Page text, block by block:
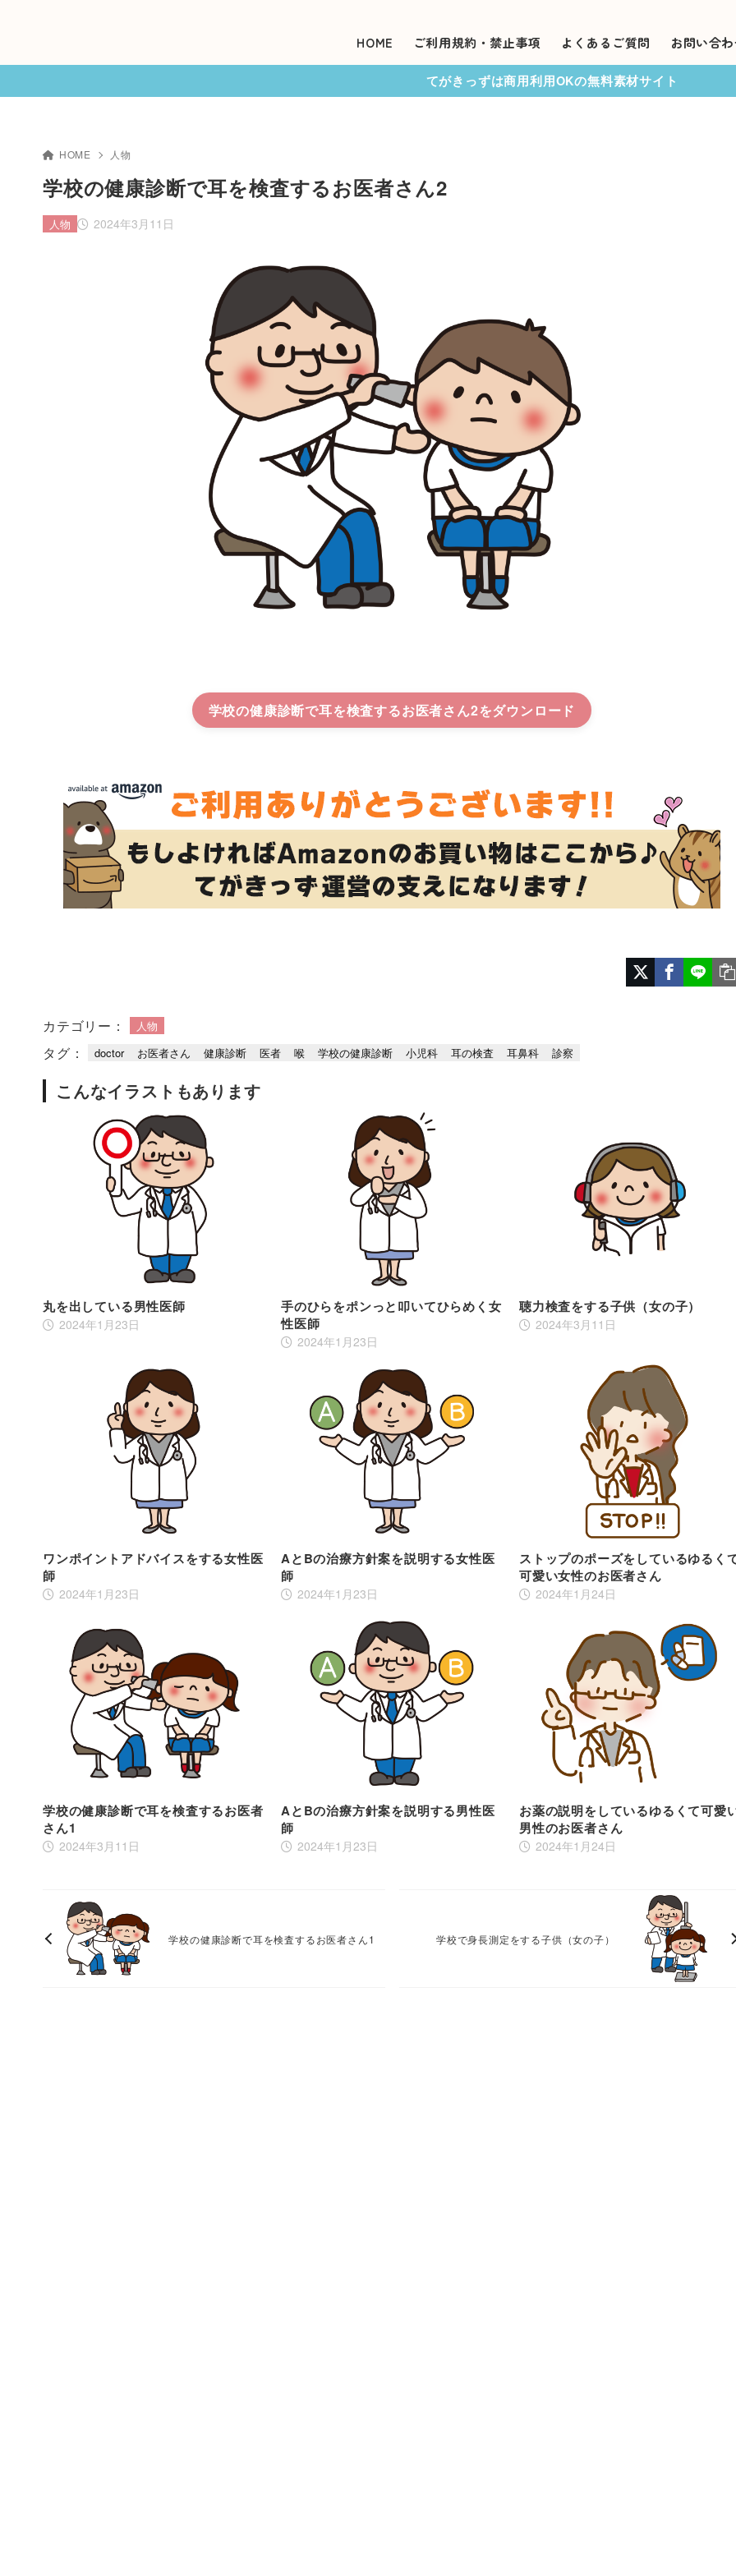
HOME ご利用規約・禁止事項 よくあるご質問 お問い合
てがきっずは商用利用OKの無料素材サイト
HOME 人物
学校の健康診断で耳を検査するお医者さん2
2024年3月11日
人物
学校の健康診断で耳を検査するお医者さん2
カテゴリー： 人物
タグ： doctor お医者さん 健康診断 医者 喉 学校の健康診断 小児科 耳の検査 耳鼻科 診察
こんなイラストもあります
丸を出している男性医師
2024年1月23日
手のひらをポンっと叩いてひらめく女
性医師
2024年1月23日
聴力検査をする子供（女の子）
2024年3月11日
ワンポイントアドバイスをする女性医
師
2024年1月23日
AとBの治療方針案を説明する女性医
師
2024年1月23日
ストップのポーズをしているゆるく
可愛い女性のお医者さん
2024年1月24日
学校の健康診断で耳を検査するお医者
さん1
2024年3月11日
AとBの治療方針案を説明する男性医
師
2024年1月23日
お薬の説明をしているゆるくて可愛
男性のお医者さん
2024年1月24日
学校の健康診断で耳を検査するお医者さん1 学校で身長測定をする子供（女の子）